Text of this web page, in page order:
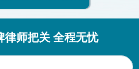
律师把关 全程无忧